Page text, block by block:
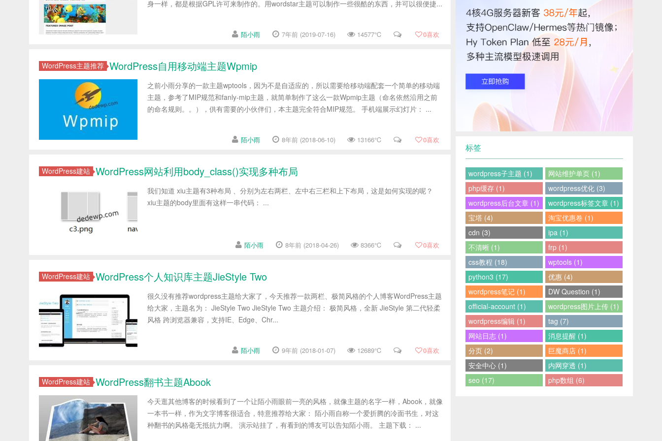
身一样，都是根据GPL许可来制作的。用wordstar主题可以制作一些很酷的东西，并可以很便捷...
陌小雨 7年前 (2019-07-16) 14577℃ 0喜欢
WordPress主题推荐 WordPress自用移动端主题Wpmip
之前小雨分享的一款主题wptools，因为不是自适应的，所以需要给移动端配套一个简单的移动端
主题，参考了MIP规范和fanly-mip主题，就简单制作了这么一款Wpmip主题（命名依然沿用之前
的命名规则。。），供有需要的小伙伴们，本主题完全符合MIP规范。 手机端展示幻灯片： ...
陌小雨 8年前 (2018-06-10) 13166℃ 0喜欢
WordPress建站 WordPress网站利用body_class()实现多种布局
我们知道 xiu主题有3种布局 、分别为左右两栏、左中右三栏和上下布局，这是如何实现的呢？
xiu主题的body里面有这样一串代码： ...
陌小雨 8年前 (2018-04-26) 8366℃ 0喜欢
WordPress建站 WordPress个人知识库主题JieStyle Two
很久没有推荐wordpress主题给大家了，今天推荐一款两栏、极简风格的个人博客WordPress主题
给大家，主题名为： JieStyle Two JieStyle Two 主题介绍： 极简风格，全新 JieStyle 第二代轻柔
风格 跨浏览器兼容，支持IE、Edge、Chr...
陌小雨 9年前 (2018-01-07) 12689℃ 0喜欢
WordPress建站 WordPress翻书主题Abook
今天逛其他博客的时候看到了一个让陌小雨眼前一亮的风格，就像主题的名字一样，Abook，就像
一本书一样，作为文字博客很适合，特意推荐给大家： 陌小雨自称一个爱折腾的冷面书生，对这
种翻书的风格毫无抵抗力啊。 演示站挂了，有看到的博友可以告知陌小雨。 主题下载： ...
标签
wordpress子主题 (1)
网站维护单页 (1)
php缓存 (1)
wordpress优化 (3)
wordpress后台文章 (1)
wordpress标签文章 (1)
宝塔 (4)
淘宝优惠卷 (1)
cdn (3)
ipa (1)
不清晰 (1)
frp (1)
css教程 (18)
wptools (1)
python3 (17)
优惠 (4)
wordpress笔记 (1)
DW Question (1)
official-account (1)
wordpress图片上传 (1)
wordpress编辑 (1)
tag (7)
网站日志 (1)
消息提醒 (1)
分页 (2)
巨魔商店 (1)
安全中心 (1)
内网穿透 (1)
seo (17)
php数组 (6)